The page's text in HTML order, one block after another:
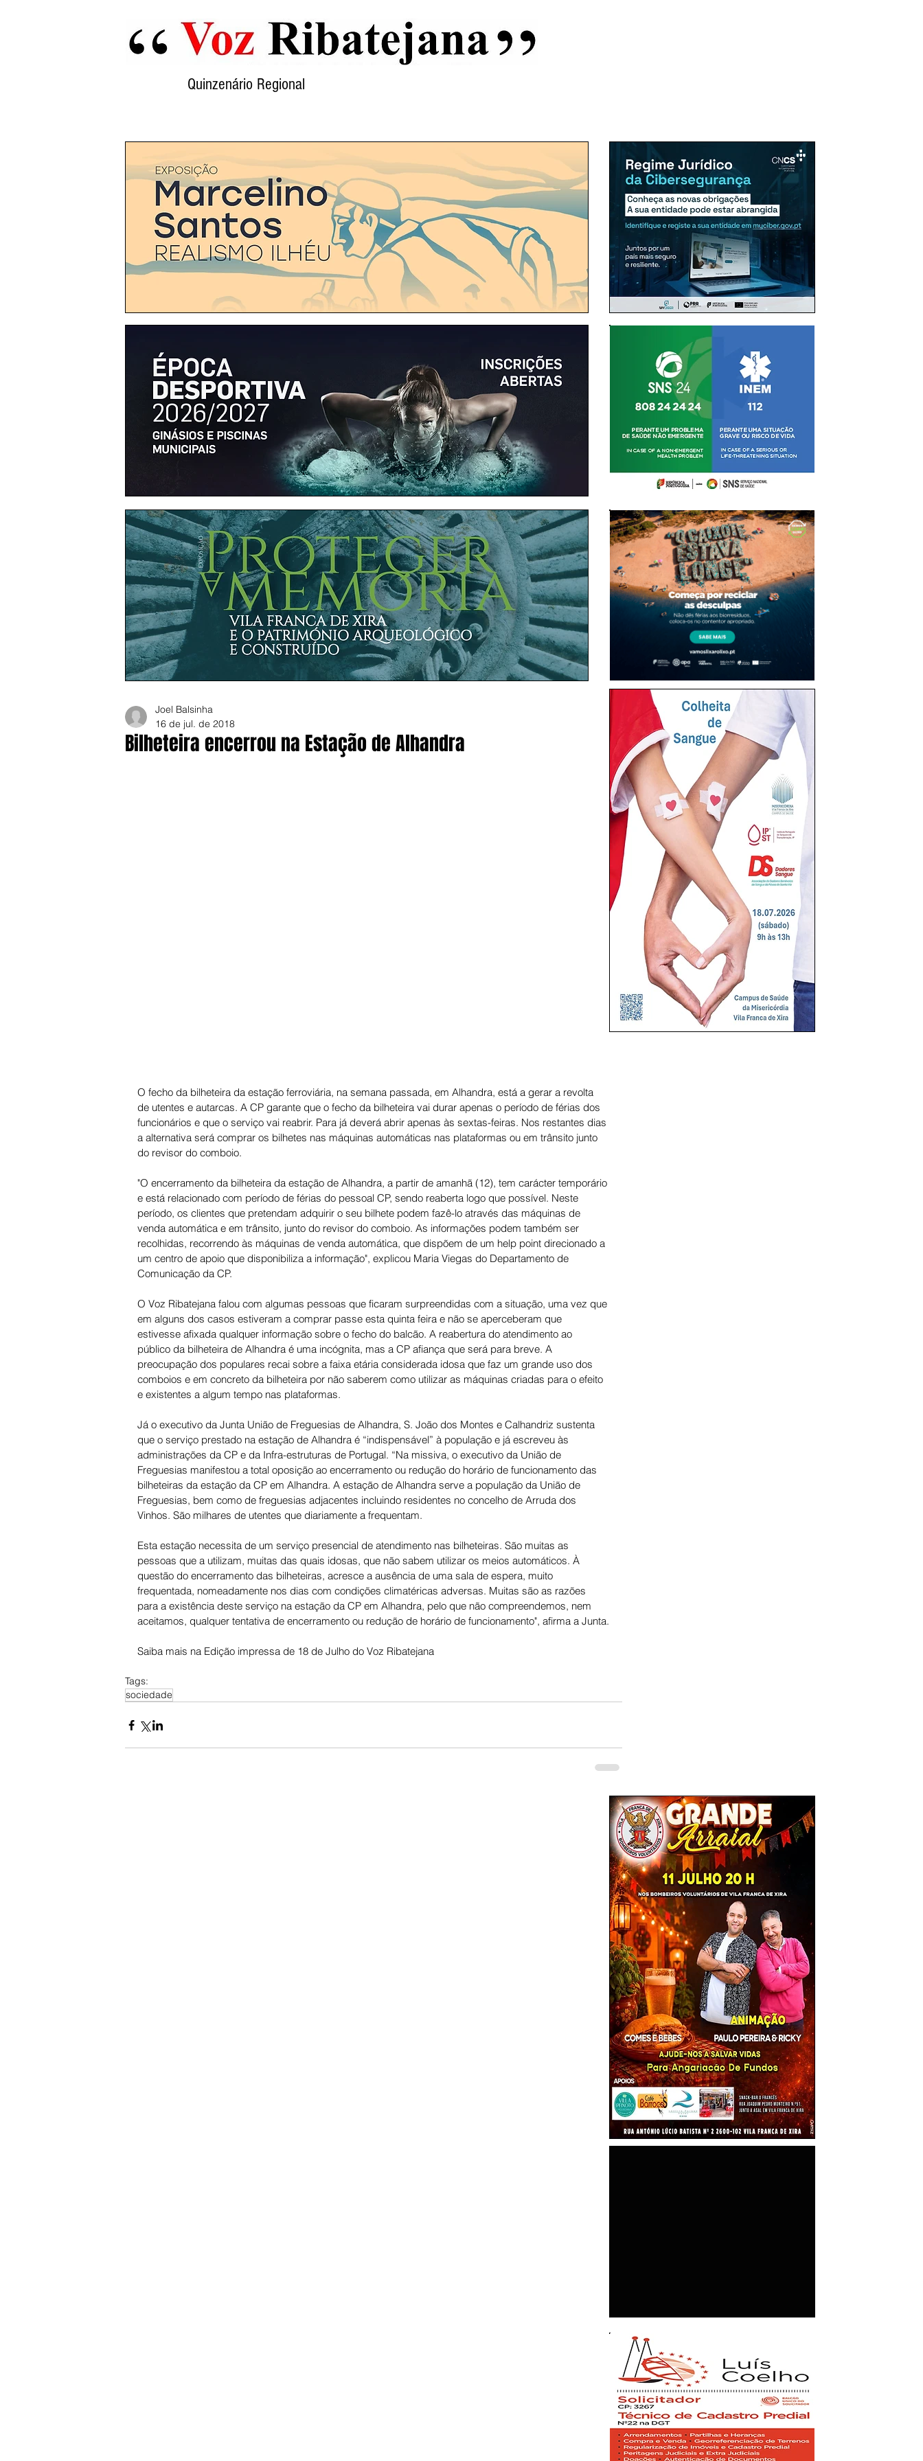
Quinzenário Regional
Bilheteira encerrou na Estação de Alhandra
Joel Balsinha
16 de jul. de 2018
O fecho da bilheteira da estação ferroviária, na semana passada, em Alhandra, está a gerar a revolta
de utentes e autarcas. A CP garante que o fecho da bilheteira vai durar apenas o período de férias dos
funcionários e que o serviço vai reabrir. Para já deverá abrir apenas às sextas-feiras. Nos restantes dias
a alternativa será comprar os bilhetes nas máquinas automáticas nas plataformas ou em trânsito junto
do revisor do comboio.
"O encerramento da bilheteira da estação de Alhandra, a partir de amanhã (12), tem carácter temporário
e está relacionado com período de férias do pessoal CP, sendo reaberta logo que possível. Neste
período, os clientes que pretendam adquirir o seu bilhete podem fazê-lo através das máquinas de
venda automática e em trânsito, junto do revisor do comboio. As informações podem também ser
recolhidas, recorrendo às máquinas de venda automática, que dispõem de um help point direcionado a
um centro de apoio que disponibiliza a informação", explicou Maria Viegas do Departamento de
Comunicação da CP.
O Voz Ribatejana falou com algumas pessoas que ficaram surpreendidas com a situação, uma vez que
em alguns dos casos estiveram a comprar passe esta quinta feira e não se aperceberam que
estivesse afixada qualquer informação sobre o fecho do balcão. A reabertura do atendimento ao
público da bilheteira de Alhandra é uma incógnita, mas a CP afiança que será para breve. A
preocupação dos populares recai sobre a faixa etária considerada idosa que faz um grande uso dos
comboios e em concreto da bilheteira por não saberem como utilizar as máquinas criadas para o efeito
e existentes a algum tempo nas plataformas.
Já o executivo da Junta União de Freguesias de Alhandra, S. João dos Montes e Calhandriz sustenta
que o serviço prestado na estação de Alhandra é “indispensável” à população e já escreveu às
administrações da CP e da Infra-estruturas de Portugal. “Na missiva, o executivo da União de
Freguesias manifestou a total oposição ao encerramento ou redução do horário de funcionamento das
bilheteiras da estação da CP em Alhandra. A estação de Alhandra serve a população da União de
Freguesias, bem como de freguesias adjacentes incluindo residentes no concelho de Arruda dos
Vinhos. São milhares de utentes que diariamente a frequentam.
Esta estação necessita de um serviço presencial de atendimento nas bilheteiras. São muitas as
pessoas que a utilizam, muitas das quais idosas, que não sabem utilizar os meios automáticos. À
questão do encerramento das bilheteiras, acresce a ausência de uma sala de espera, muito
frequentada, nomeadamente nos dias com condições climatéricas adversas. Muitas são as razões
para a existência deste serviço na estação da CP em Alhandra, pelo que não compreendemos, nem
aceitamos, qualquer tentativa de encerramento ou redução de horário de funcionamento", afirma a Junta.
Saiba mais na Edição impressa de 18 de Julho do Voz Ribatejana
Tags:
sociedade